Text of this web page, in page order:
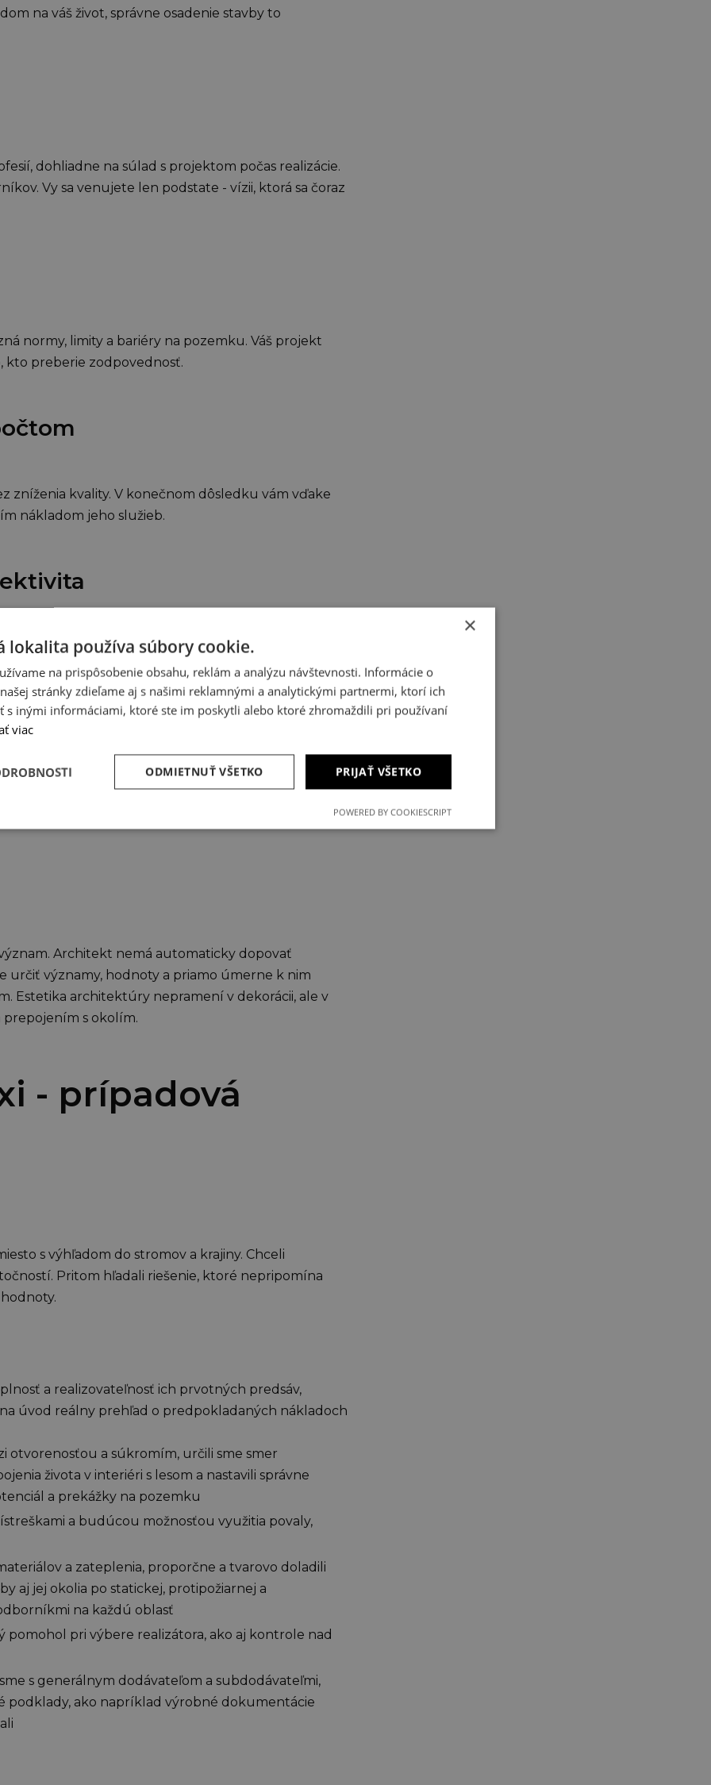
na váš život, správne osadenie stavby to
dohliadne na súlad s projektom počas realizácie.
Vy sa venujete len podstate - vízii, ktorá sa čoraz
normy, limity a bariéry na pozemku. Váš projekt
kto preberie zodpovednosť.
zníženia kvality. V konečnom dôsledku vám vďake
nákladom jeho služieb.
energeticky efektívny, bez akýchkoľvek
každý krok v návrhu.
Len pár drobných chýb na stavbe zvýši váš
najlacnejším projektom a projektom od
Architekt nemá automaticky dopovať
určiť významy, hodnoty a priamo úmerne k nim
Estetika architektúry nepramení v dekorácii, ale v
s okolím.
- prípadová
s výhľadom do stromov a krajiny. Chceli
Pritom hľadali riešenie, ktoré nepripomína
a realizovateľnosť ich prvotných predsáv,
úvod reálny prehľad o predpokladaných nákladoch
otvorenosťou a súkromím, určili sme smer
života v interiéri s lesom a nastavili správne
a prekážky na pozemku
a budúcou možnosťou využitia povaly,
a zateplenia, proporčne a tvarovo doladili
aj jej okolia po statickej, protipožiarnej a
na každú oblasť
pri výbere realizátora, ako aj kontrole nad
s generálnym dodávateľom a subdodávateľmi,
ako napríklad výrobné dokumentácie
×
lokalita používa súbory cookie.
na prispôsobenie obsahu, reklám a analýzu návštevnosti. Informácie o
stránky zdieľame aj s našimi reklamnými a analytickými partnermi, ktorí ich
s inými informáciami, ktoré ste im poskytli alebo ktoré zhromaždili pri používaní
viac
PRIJAŤ VŠETKO
ODMIETNUŤ VŠETKO
POWERED BY COOKIESCRIPT